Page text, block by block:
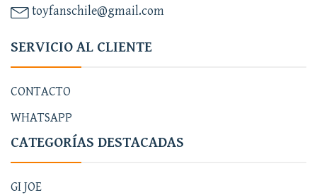
toyfanschile@gmail.com
SERVICIO AL CLIENTE
CONTACTO
WHATSAPP
CATEGORÍAS DESTACADAS
GI JOE